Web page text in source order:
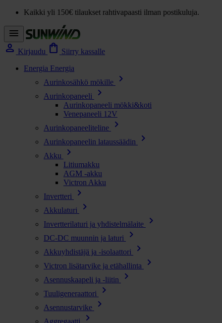
Kaikki yli 150€ tilaukset rahtivapaasti ilman postikuluja.
menu
person Kirjaudu shopping_bag Siirry kassalle
Energia Energia
Aurinkosähkö mökille
chevron_right
Aurinkopaneeli chevron_right
Aurinkopaneeli mökki&koti
Venepaneeli 12V
Aurinkopaneeliteline
chevron_right
Aurinkopaneelin lataussäädin chevron_right
Akku chevron_right
Litiumakku
AGM -akku
Victron Akku
Invertteri
chevron_right
Akkulaturi chevron_right
Invertterilaturi ja yhdistelmälaite chevron_right
DC-DC muunnin ja laturi chevron_right
Akkuyhdistäjä ja -isolaattori chevron_right
Victron lisätarvike ja etähallinta chevron_right
Asennuskaapeli ja -liitin chevron_right
Tuuligeneraattori chevron_right
Asennustarvike chevron_right
Aggregaatti chevron_right